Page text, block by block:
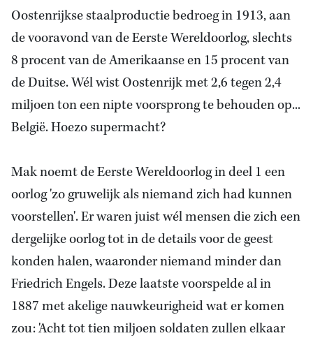
Oostenrijkse staalproductie bedroeg in 1913, aan
de vooravond van de Eerste Wereldoorlog, slechts
8 procent van de Amerikaanse en 15 procent van
de Duitse. Wél wist Oostenrijk met 2,6 tegen 2,4
miljoen ton een nipte voorsprong te behouden op...
België. Hoezo supermacht?
Mak noemt de Eerste Wereldoorlog in deel 1 een
oorlog 'zo gruwelijk als niemand zich had kunnen
voorstellen'. Er waren juist wél mensen die zich een
dergelijke oorlog tot in de details voor de geest
konden halen, waaronder niemand minder dan
Friedrich Engels. Deze laatste voorspelde al in
1887 met akelige nauwkeurigheid wat er komen
zou: 'Acht tot tien miljoen soldaten zullen elkaar